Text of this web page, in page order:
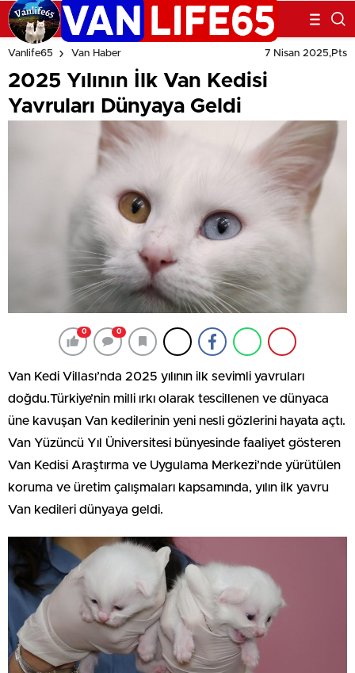
Vanlife65 Van Haber 7 Nisan 2025,Pts
2025 Yılının İlk Van Kedisi
Yavruları Dünyaya Geldi
0 0
Van Kedi Villası’nda 2025 yılının ilk sevimli yavruları
doğdu.Türkiye’nin milli ırkı olarak tescillenen ve dünyaca
üne kavuşan Van kedilerinin yeni nesli gözlerini hayata açtı.
Van Yüzüncü Yıl Üniversitesi bünyesinde faaliyet gösteren
Van Kedisi Araştırma ve Uygulama Merkezi’nde yürütülen
koruma ve üretim çalışmaları kapsamında, yılın ilk yavru
Van kedileri dünyaya geldi.